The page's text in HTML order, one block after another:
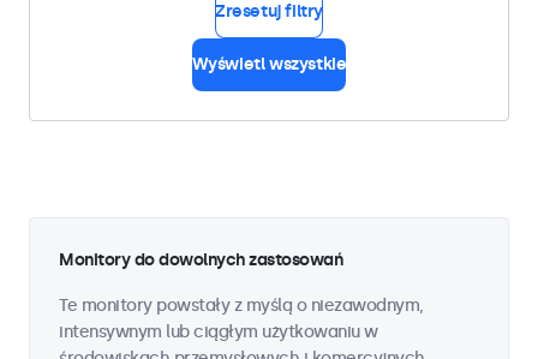
Zresetuj filtry
Wyświetl wszystkie
Monitory do dowolnych zastosowań
Te monitory powstały z myślą o niezawodnym,
intensywnym lub ciągłym użytkowaniu w